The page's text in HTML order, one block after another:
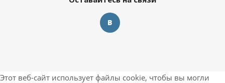
Этот веб-сайт использует файлы cookie, чтобы вы могли